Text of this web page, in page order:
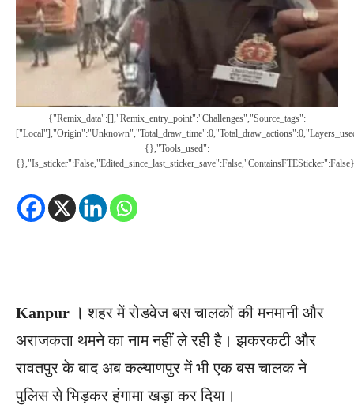
{"remix_data":[],"remix_entry_point":"challenges","source_tags":
{},"tools_used":
{},"is_sticker":false,"edited_since_last_sticker_save":false,"containsFTESticker":false}
Kanpur । शहर में रोडवेज बस चालकों की मनमानी और
अराजकता थमने का नाम नहीं ले रही है। झकरकटी और
रावतपुर के बाद अब कल्याणपुर में भी एक बस चालक ने
पुलिस से भिड़कर हंगामा खड़ा कर दिया।